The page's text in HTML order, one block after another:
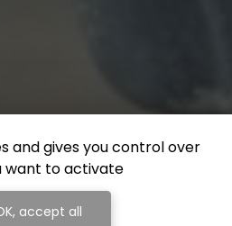
and gives you control over
want to activate
accept all